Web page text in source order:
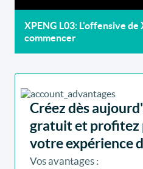
XPENG L03: L'offensive de
commencer
Créez dès
gratuit et profitez
votre expérience
Vos avantages :